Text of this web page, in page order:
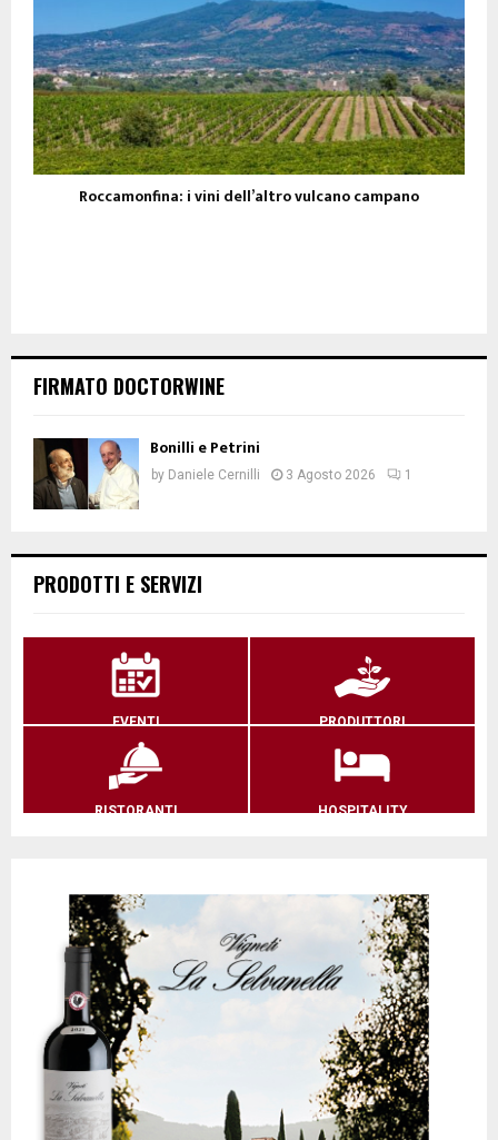
Roccamonfina: i vini dell’altro vulcano campano
FIRMATO DOCTORWINE
Bonilli e Petrini
by Daniele Cernilli 3 Agosto 2026 1
PRODOTTI E SERVIZI
EVENTI PRODUTTORI
RISTORANTI HOSPITALITY